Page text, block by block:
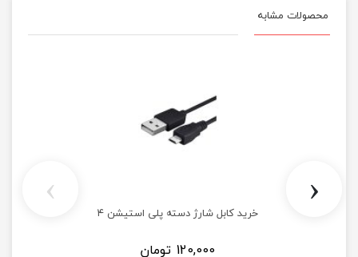
محصولات مشابه
خرید کابل شارژ دسته پلی استیشن ۴
120,000 تومان
‹
›